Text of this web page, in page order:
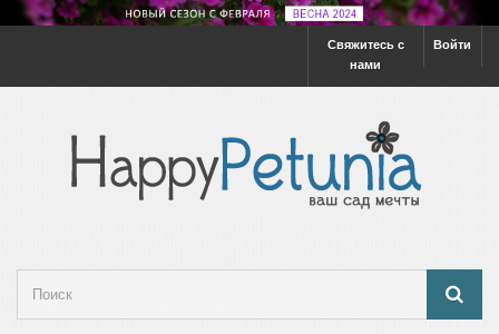
Войти
Свяжитесь с
нами